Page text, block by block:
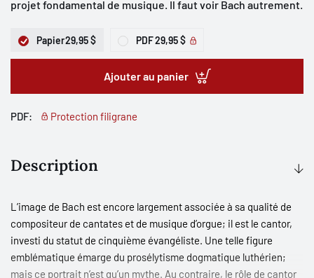
projet fondamental de musique. Il faut voir Bach autrement.
Papier29,95 $ PDF29,95 $
Ajouter au panier
PDF: Protection filigrane
Description
L’image de Bach est encore largement associée à sa qualité de
compositeur de cantates et de musique d’orgue; il est le cantor,
investi du statut de cinquième évangéliste. Une telle figure
emblématique émarge du prosélytisme dogmatique luthérien;
mais ce portrait n’est qu’un mythe. Au contraire, le rôle de cantor